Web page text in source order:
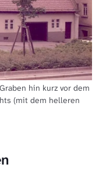
hin kurz vor dem
(mit dem helleren